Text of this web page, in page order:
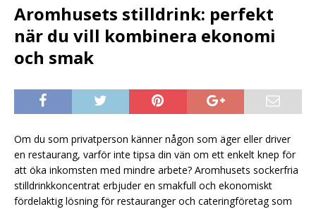
Aromhusets stilldrink: perfekt
när du vill kombinera ekonomi
och smak
Om du som privatperson känner någon som äger eller driver
en restaurang, varför inte tipsa din vän om ett enkelt knep för
att öka inkomsten med mindre arbete? Aromhusets sockerfria
stilldrinkkoncentrat erbjuder en smakfull och ekonomiskt
fördelaktig lösning för restauranger och cateringföretag som